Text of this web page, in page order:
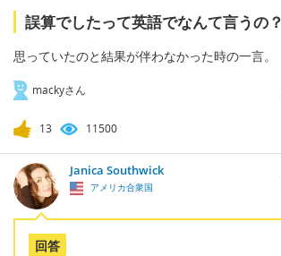
誤算でしたって英語でなんて言うの？
思っていたのと結果が伴わなかった時の一言。
mackyさん
13 11500
Janica Southwick
アメリカ合衆国
回答